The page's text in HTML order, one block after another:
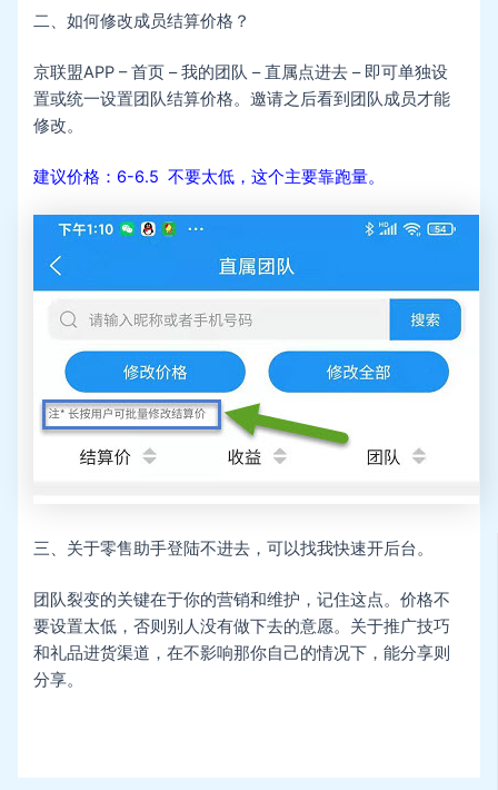
二、如何修改成员结算价格？
京联盟APP – 首页 – 我的团队 – 直属点进去 – 即可单独设
置或统一设置团队结算价格。邀请之后看到团队成员才能
修改。
建议价格：6-6.5 不要太低，这个主要靠跑量。
三、关于零售助手登陆不进去，可以找我快速开后台。
团队裂变的关键在于你的营销和维护，记住这点。价格不
要设置太低，否则别人没有做下去的意愿。关于推广技巧
和礼品进货渠道，在不影响那你自己的情况下，能分享则
分享。